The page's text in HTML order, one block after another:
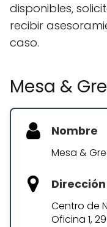
disponibles,
recibir
caso.
Mesa &
Nombre
Mesa &
Dirección
Centro de
Oficina 1,